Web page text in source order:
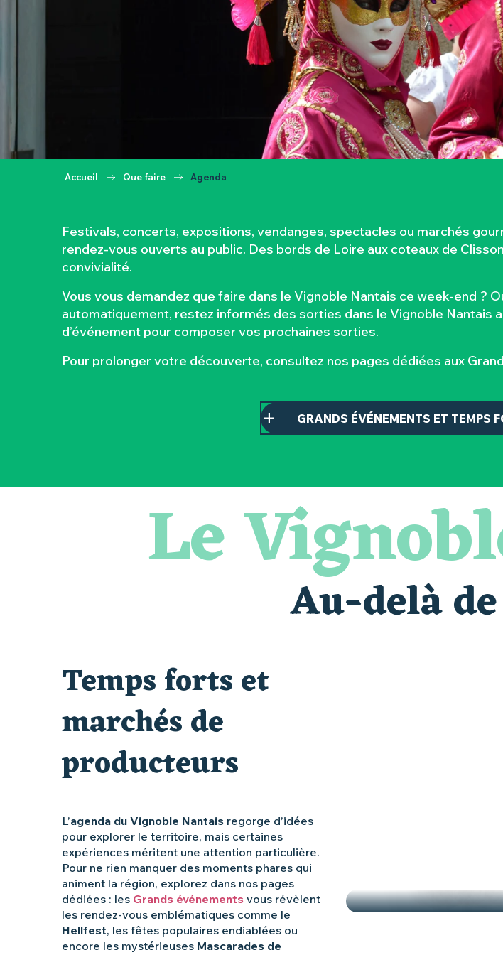
Accueil Que faire Agenda
Festivals, concerts, expositions, vendanges, spectacles ou marchés
rendez-vous ouverts au public. Des bords de Loire aux coteaux de
convivialité.
Vous vous demandez que faire dans le Vignoble Nantais ce week-end ?
automatiquement, restez informés des sorties dans le Vignoble Nantais
d’événement pour composer vos prochaines sorties.
Pour prolonger votre découverte, consultez nos pages dédiées aux
GRANDS ÉVÉNEMENTS ET TEMPS
Les essentiels du Hellfest - Visite guidée du site
« Veduta, les palais oubliés d'Italie » Thomas Jorion
Visite guidée « Histoire d'un jardin pittoresque »
Vente de légumes bio
Le
Au-delà
Temps forts et
marchés de
producteurs
L’agenda du Vignoble Nantais regorge d’idées
pour explorer le territoire, mais certaines
expériences méritent une attention particulière.
Pour ne rien manquer des moments phares qui
animent la région, explorez dans nos pages
dédiées : les Grands événements vous révèlent
les rendez-vous emblématiques comme le
Hellfest, les fêtes populaires endiablées ou
encore les mystérieuses Mascarades de